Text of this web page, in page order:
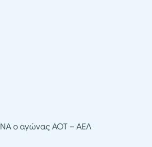
ο αγώνας ΑΟΤ – ΑΕΛ